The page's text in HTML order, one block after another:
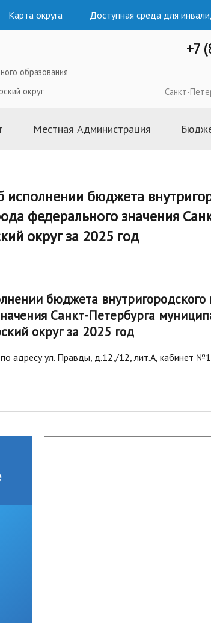
Карта округа Доступная среда для
образования
округ
+7
Санкт-
образования
Совета
Совета
округ»
визиты и
Местная Администрация
Администрации
Полномочия, задачи и функции
Постановления и распоряжения
Местной Администрации
Подведомственные организации
ГО и ЧС, профилактика терроризма
Результаты проверок
Статистическая информация
Информация для мигрантов
бюджета
федерального значения
округ за 2025 год
бюджета внутригородского
Санкт-Петербурга
округ за 2025 год
адресу ул. Правды, д.12,/12, лит.А, кабинет